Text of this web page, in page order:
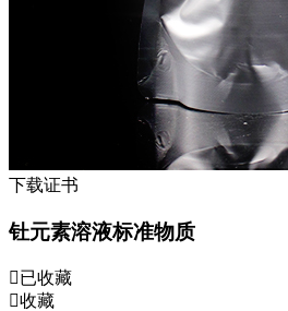
下载证书
钍元素溶液标准物质
已收藏
收藏